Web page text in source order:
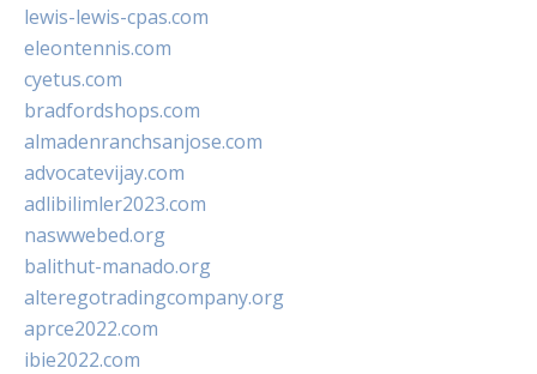
lewis-lewis-cpas.com
eleontennis.com
cyetus.com
bradfordshops.com
almadenranchsanjose.com
advocatevijay.com
adlibilimler2023.com
naswwebed.org
balithut-manado.org
alteregotradingcompany.org
aprce2022.com
ibie2022.com